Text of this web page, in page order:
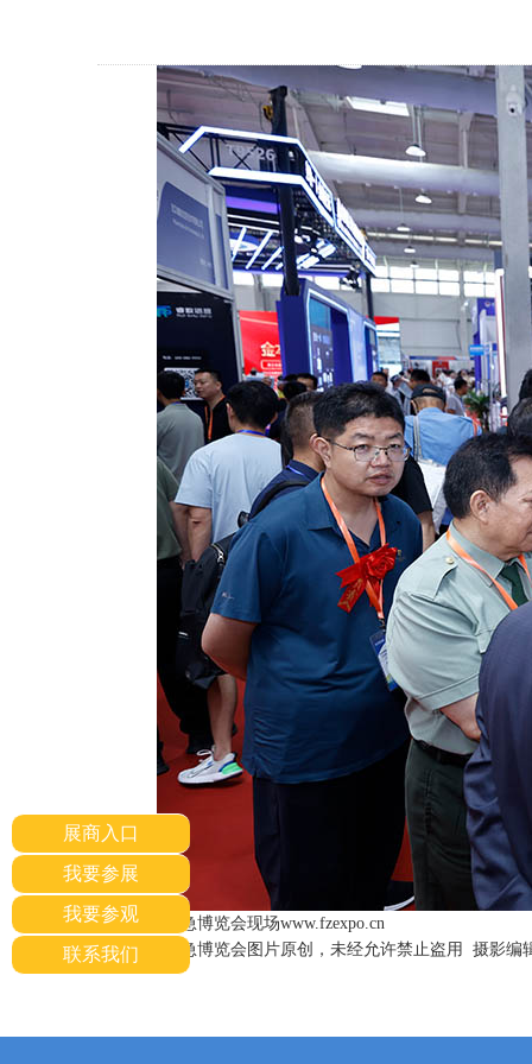
北京国际应急博览会现场www.fzexpo.cn
北京国际应急博览会图片原创，未经允许禁止盗用 摄影
展商入口
我要参展
我要参观
联系我们